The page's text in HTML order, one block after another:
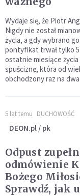
Wydaje się, że Piotr
Nigdy nie został
życia, a gdy wybrano
pontyfikat trwał tylko 5
ostatnie miesiące życia
spuściznę, która od
obchodzony raz na
5 lat temu DUCHOWOŚĆ
DEON.pl / pk
Odpust
odmówienie
Bożego
Sprawdź, jak